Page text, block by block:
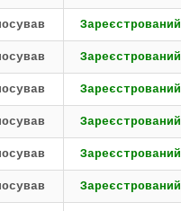
Зареєстрований
Зареєстрований
Зареєстрований
Зареєстрований
Зареєстрований
Зареєстрований